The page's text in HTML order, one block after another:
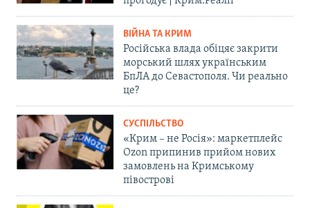
ВІЙНА ТА КРИМ
Російська влада обіцяє закрити
морський шлях українським
БпЛА до Севастополя. Чи реально
це?
СУСПІЛЬСТВО
«Крим – не Росія»: маркетплейс
Ozon припинив прийом нових
замовлень на Кримському
півострові